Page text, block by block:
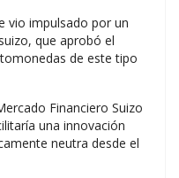
vio impulsado por un
que aprobó el
de este tipo
Financiero Suizo
una innovación
neutra desde el